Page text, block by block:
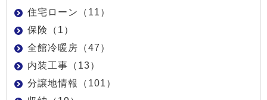
住宅ローン（11）
保険（1）
全館冷暖房（47）
内装工事（13）
分譲地情報（101）